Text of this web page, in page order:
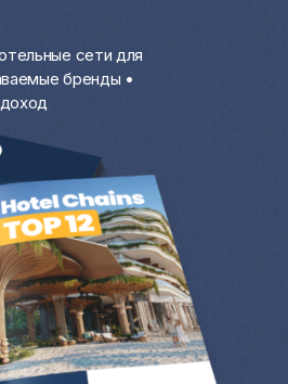
береговой линии у
выгодно в разгар
сезона. В остальное
проживать там.
и жилую
с каждым годом только
можно продать квартиру
и выручить
разницу от продажи.
и особенностей от
и любой другой зарубежной
можно узнать на
с менеджером
сети для
бренды •